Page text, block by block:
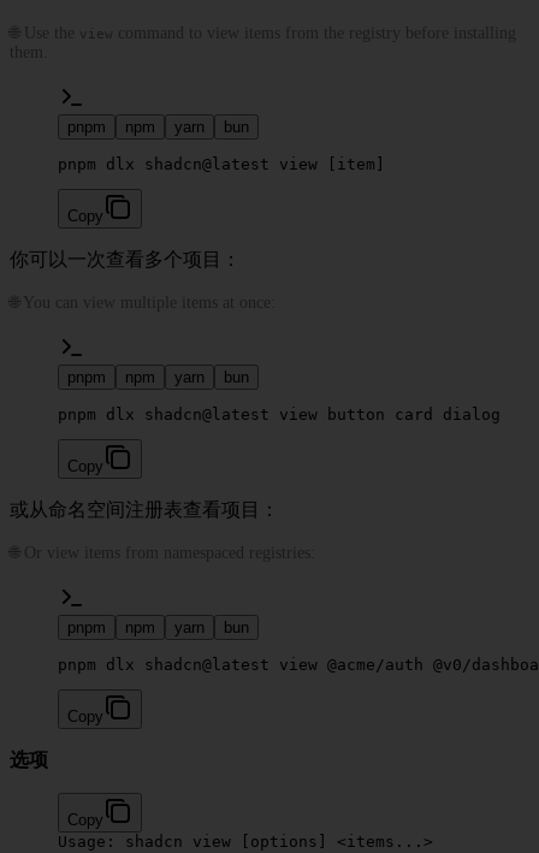
🌐 Use the view
command to view items from the registry before installing
them.
pnpm npm yarn bun
pnpm dlx shadcn@latest view [item]
Copy
你可以一次查看多个项目：
🌐 You can view multiple items at once:
pnpm npm yarn bun
pnpm dlx shadcn@latest view button card dialog
Copy
或从命名空间注册表查看项目：
🌐 Or view items from namespaced registries:
pnpm npm yarn bun
pnpm dlx shadcn@latest view @acme/auth @v0/
Copy
选项
Copy
Usage:
shadcn view [options] <items... >